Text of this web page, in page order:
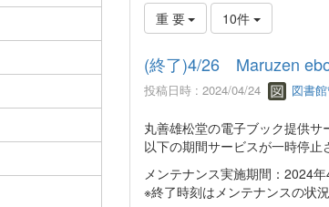
重 要 10件
(終了)4/26 Maruzen
投稿日時 : 2024/04/24 図書
丸善雄松堂の電子ブック提供サ
以下の期間サービスが一時停止
メンテナンス実施期間：2024
※終了時刻はメンテナンスの状